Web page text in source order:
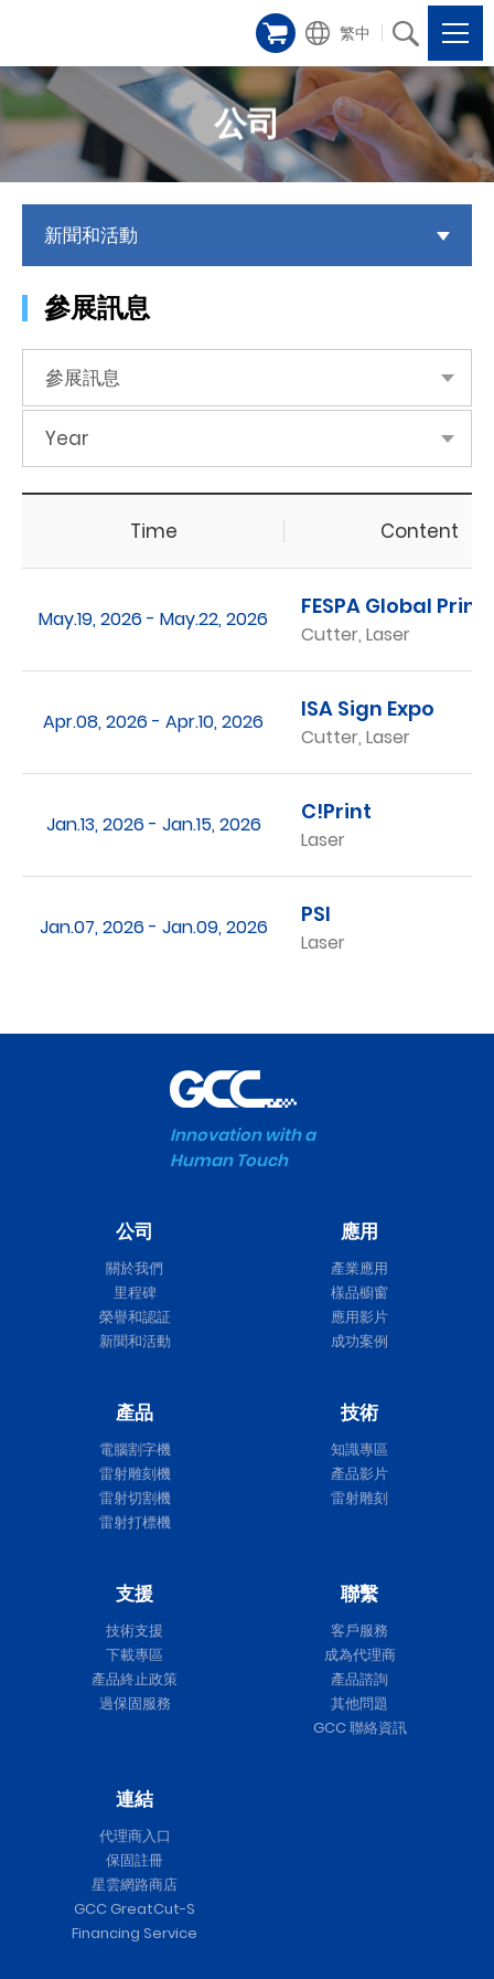
繁中
公司
新聞和活動
參展訊息
參展訊息
Year
Time Content
May.19, 2026 - May.22, 2026 FESPA Global Print
Cutter, Laser
Apr.08, 2026 - Apr.10, 2026 ISA Sign Expo
Cutter, Laser
Jan.13, 2026 - Jan.15, 2026 C!Print
Laser
Jan.07, 2026 - Jan.09, 2026 PSI
Laser
Innovation with a
Human Touch
公司
關於我們
里程碑
榮譽和認証
新聞和活動
應用
產業應用
樣品櫥窗
應用影片
成功案例
產品
電腦割字機
雷射雕刻機
雷射切割機
雷射打標機
技術
知識專區
產品影片
雷射雕刻
支援
技術支援
下載專區
產品終止政策
過保固服務
聯繫
客戶服務
成為代理商
產品諮詢
其他問題
GCC 聯絡資訊
連結
代理商入口
保固註冊
星雲網路商店
GCC GreatCut-S
Financing Service